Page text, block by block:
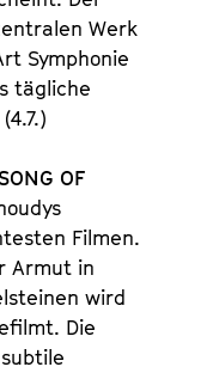
Werk
Symphonie
tägliche
OF
Filmen.
Armut in
wird
Die